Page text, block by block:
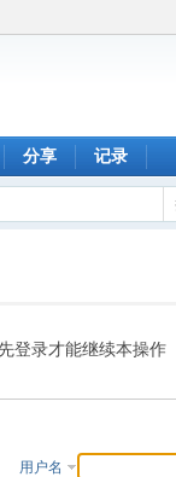
分享 记录
登录才能继续本操作
用户名